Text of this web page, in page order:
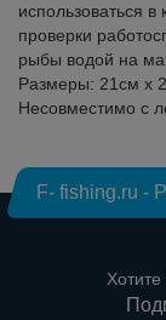
использоваться
проверки
рыбы водой на
Размеры: 21см х
Несовместимо с
F- fishing.ru -
Хотите